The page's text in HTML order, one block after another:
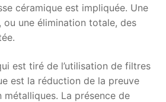
céramique est impliquée. Une
ou une élimination totale, des
est tiré de l’utilisation de filtres
est la réduction de la preuve
métalliques. La présence de